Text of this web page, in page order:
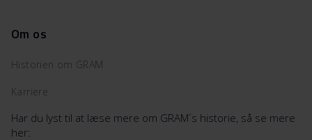
Om os
Historien om GRAM
Karriere
Har du lyst til at læse mere om GRAM´s historie, så se mere
her: